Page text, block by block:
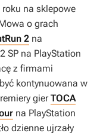
na sklepowe
o grach
2 na
SP na PlayStation
z firmami
kontynuowana w
gierTOCA
na PlayStation
dzienne ujrzały